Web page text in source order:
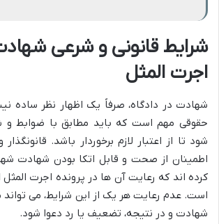
شرایط قانونی و شرعی
اجرت المثل
شهادت در دادگاه، صرفاً یک اظهار نظر ساده
حقوقی مهم است که باید مطابق با ضوابط و
شود تا از اعتبار لازم برخوردار باشد.
اطمینان از صحت و قابل اتکا بودن شهادت
کرده اند که رعایت آن ها در پرونده اجرت
است. عدم رعایت هر یک از این شرایط، می تواند
شهادت و در نتیجه، تضعیف یا رد دعوا شود.